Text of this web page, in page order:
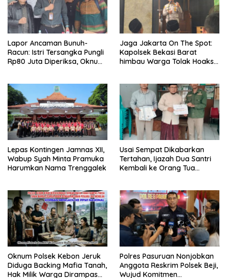
Lapor Ancaman Bunuh-
Racun: Istri Tersangka Pungli
Rp80 Juta Diperiksa, Oknum
Jaga Jakarta On The Spot:
Kapolsek Bekasi Barat
himbau Warga Tolak Hoaks
Lepas Kontingen Jamnas XII,
Wabup Syah Minta Pramuka
Harumkan Nama Trenggalek
Usai Sempat Dikabarkan
Tertahan, Ijazah Dua Santri
Kembali ke Orang Tua
Oknum Polsek Kebon Jeruk
Diduga Backing Mafia Tanah,
Hak Milik Warga Dirampas
Polres Pasuruan Nonjobkan
Anggota Reskrim Polsek Beji,
Wujud Komitmen